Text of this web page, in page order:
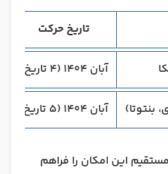
تاریخ حرکت
آبان 1404 (4 تاریخ)
بنتوتا) آبان 1404 (5 تاریخ)
این امکان را فراهم